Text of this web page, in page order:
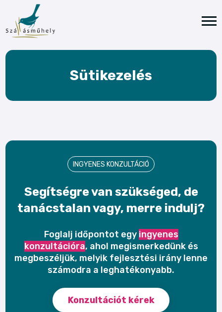
Sütikezelés
INGYENES KONZULTÁCIÓ
Segítségre van szükséged, de
tanácstalan vagy, merre indulj?
Foglalj időpontot egy ingyenes
konzultációra, ahol megismerkedünk és
megbeszéljük, melyik fejlesztési irány lenne
számodra a leghatékonyabb.
Konzultációt kérek